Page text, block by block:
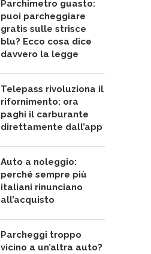
Parchimetro guasto:
puoi parcheggiare
gratis sulle strisce
blu? Ecco cosa dice
davvero la legge
Telepass rivoluziona il
rifornimento: ora
paghi il carburante
direttamente dall’app
Auto a noleggio:
perché sempre più
italiani rinunciano
all’acquisto
Parcheggi troppo
vicino a un’altra auto?